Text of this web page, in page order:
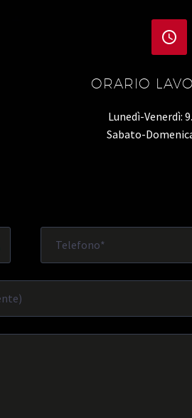


ORARIO
Lunedì-Venerdì:
Sabato-